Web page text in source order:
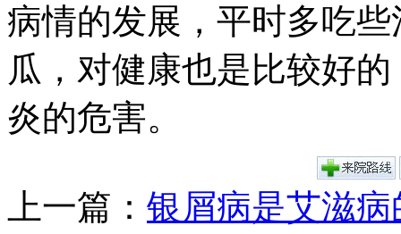
病情的发展，平时多吃
瓜，对健康也是比较好
炎的危害。
上一篇： 银屑病是艾滋